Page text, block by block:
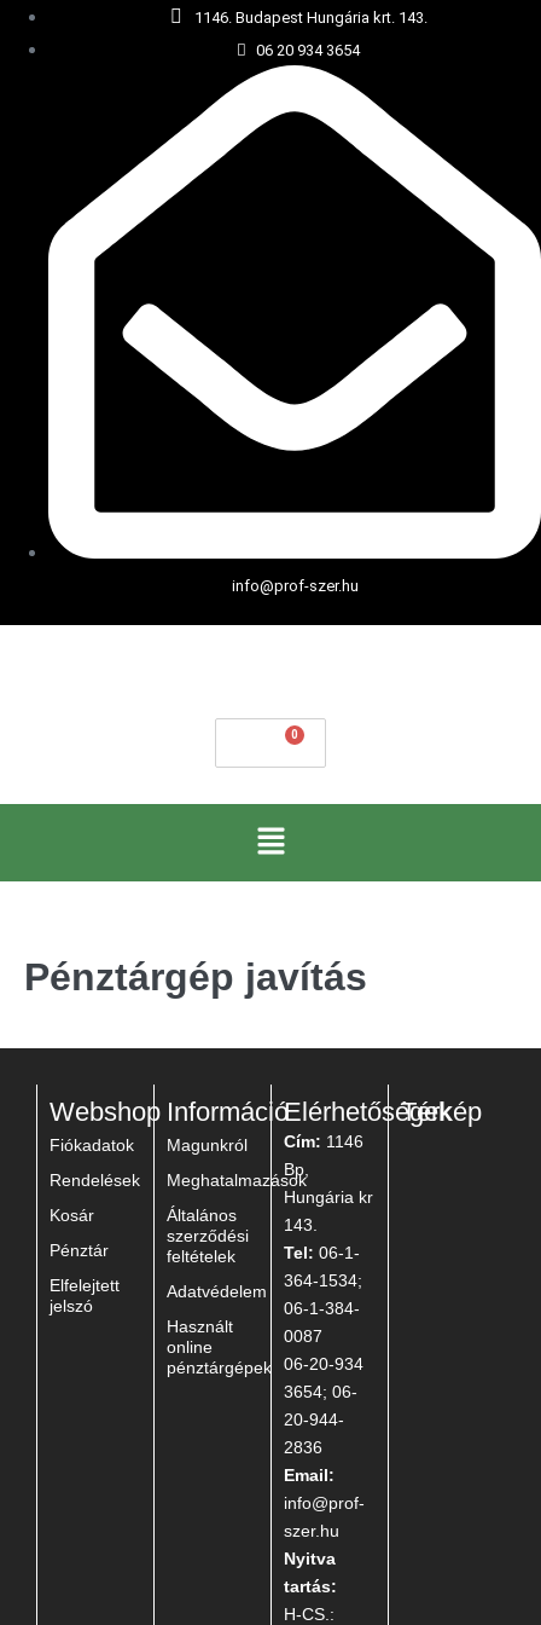
1146. Budapest Hungária krt. 143.
06 20 934 3654
info@prof-szer.hu
Pénztárgép javítás
Webshop
Fiókadatok
Rendelések
Kosár
Pénztár
Elfelejtett
jelszó
Információ
Magunkról
Meghatalmazások
Általános
szerződési
feltételek
Adatvédelem
Használt
online
pénztárgépek
Elérhetőségek
Cím: 1146
Bp,
Hungária kr
143.
Tel: 06-1-
364-1534;
06-1-384-
0087
06-20-934
3654; 06-
20-944-
2836
Email:
info@prof-
szer.hu
Nyitva
tartás:
H-CS.:
Térkép